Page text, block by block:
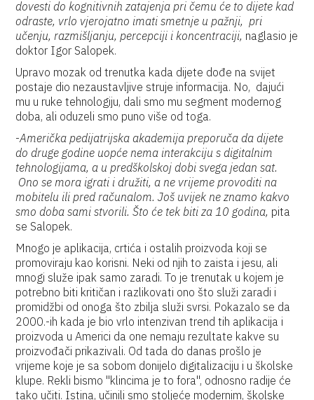
dovesti do kognitivnih zatajenja pri čemu će to dijete kad
odraste, vrlo vjerojatno imati smetnje u pažnji, pri
učenju, razmišljanju, percepciji i koncentraciji, naglasio je
doktor Igor Salopek.
Upravo mozak od trenutka kada dijete dođe na svijet
postaje dio nezaustavljive struje informacija. No, dajući
mu u ruke tehnologiju, dali smo mu segment modernog
doba, ali oduzeli smo puno više od toga.
-Američka pedijatrijska akademija preporuča da dijete
do druge godine uopće nema interakciju s digitalnim
tehnologijama, a u predškolskoj dobi svega jedan sat.
Ono se mora igrati i družiti, a ne vrijeme provoditi na
mobitelu ili pred računalom. Još uvijek ne znamo kakvo
smo doba sami stvorili. Što će tek biti za 10 godina, pita
se Salopek.
Mnogo je aplikacija, crtića i ostalih proizvoda koji se
promoviraju kao korisni. Neki od njih to zaista i jesu, ali
mnogi služe ipak samo zaradi. To je trenutak u kojem je
potrebno biti kritičan i razlikovati ono što služi zaradi i
promidžbi od onoga što zbilja služi svrsi. Pokazalo se da
2000.-ih kada je bio vrlo intenzivan trend tih aplikacija i
proizvoda u Americi da one nemaju rezultate kakve su
proizvođači prikazivali. Od tada do danas prošlo je
vrijeme koje je sa sobom donijelo digitalizaciju i u školske
klupe. Rekli bismo "klincima je to fora", odnosno radije će
tako učiti. Istina, učinili smo stoljeće modernim, školske